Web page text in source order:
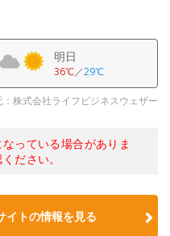
明日
36℃／29℃
株式会社ライフビジネスウェザー
っている場合がありま
ださい。
イトの情報を見る